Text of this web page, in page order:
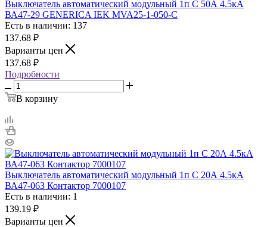
Выключатель автоматический модульный 1п C 50А 4.5кА
ВА47-29 GENERICA IEK MVA25-1-050-C
Есть в наличии: 137
137.68 ₽
Варианты цен
137.68 ₽
Подробности
В корзину
Выключатель автоматический модульный 1п C 20А 4.5кА
ВА47-063 Контактор 7000107
Есть в наличии: 1
139.19 ₽
Варианты цен